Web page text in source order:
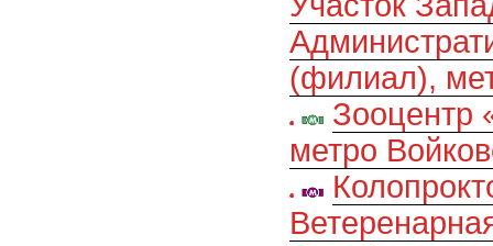
(филиал),
Зооцентр
метро